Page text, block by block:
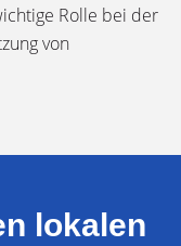
Rolle bei der
von
lokalen